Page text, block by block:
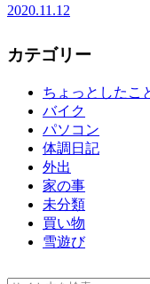
2020.11.12
カテゴリー
ちょっとしたこ
バイク
パソコン
体調日記
外出
家の事
未分類
買い物
雪遊び